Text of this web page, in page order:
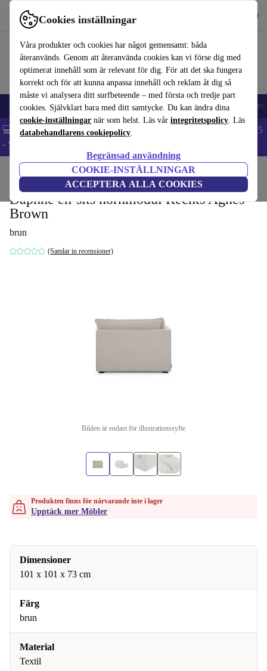
Cookies inställningar
Våra produkter och cookies har något gemensamt: båda
återanvänds. Genom att återanvända cookies kan vi förse dig med
optimerat innehåll som är relevant för dig. För att det ska fungera
korrekt och för att kunna anpassa innehåll och reklam åt dig så
måste vi analysera ditt surfbeteende – med första och tredje part
cookies. Självklart bara med ditt samtycke. Du kan ändra dina
cookie-inställningar när som helst. Läs vår integritetspolicy. Läs
databehandlarens cookiepolicy.
Begränsad användning
COOKIE-INSTÄLLNINGAR
ACCEPTERA ALLA COOKIES
Använd refurbed snabbt och enkelt
🎒 Back to school Mobiltelefoner Bärbara datorer Surfplattor
💻 Extra 5% rabatt på alla MacBooks och laptops - Code: LAPTOP5
- Villkor
Hushåll Möbler
Daphne en-sits hörnmodul Rechts Agnes
Brown
brun
(Samlar in recensioner)
Bilden är endast för illustrationssyfte
Produkten finns för närvarande inte i lager
Upptäck mer Möbler
Dimensioner
101 x 101 x 73 cm
Färg
brun
Material
Textil